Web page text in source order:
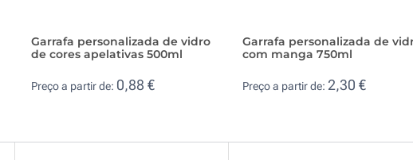
Garrafa personalizada de vidro
de cores apelativas 500ml
Preço a partir de: 0,88 €
Garrafa personalizada de
com manga 750ml
Preço a partir de: 2,30 €